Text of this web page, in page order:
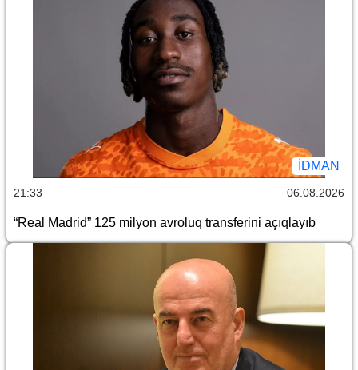
İDMAN
21:33 06.08.2026
“Real Madrid” 125 milyon avroluq transferini açıqlayıb